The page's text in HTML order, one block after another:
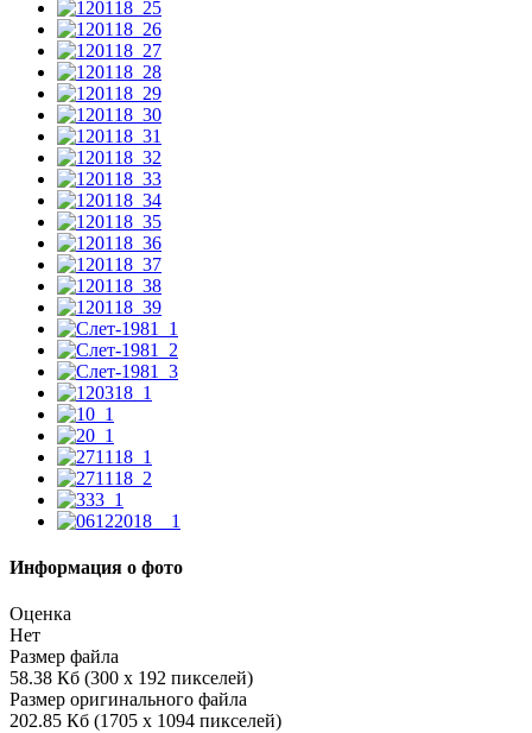
Информация о фото
Оценка
Нет
Размер файла
58.38 Кб (300 x 192 пикселей)
Размер оригинального файла
202.85 Кб (1705 x 1094 пикселей)